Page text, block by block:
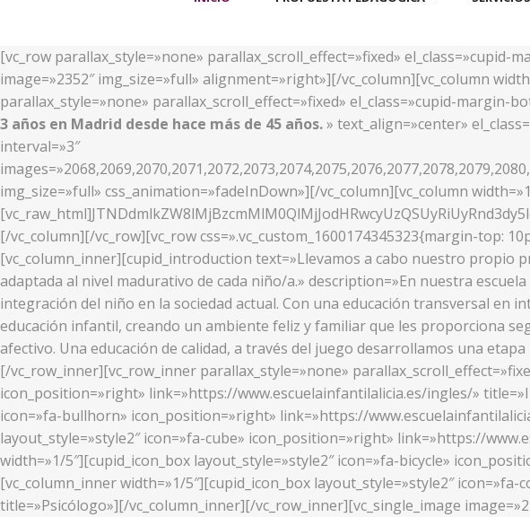
[vc_row parallax_style=»none» parallax_scroll_effect=»fixed»
image=»2352″ img_size=»full» alignment=»right»][/vc_column][vc_column
parallax_style=»none» parallax_scroll_effect=»fixed» el_class=»cupid-margin-
3 años en Madrid desde hace más de 45 años.» text_align=»center»
interval=»3″
img_size=»full» css_animation=»fadeInDown»][/vc_column][vc_column
[/vc_column][/vc_row][vc_row css=».vc_custom_1600174345323{margin-top:
[vc_column_inner][cupid_introduction text=»Llevamos a cabo nuestro propio
adaptada al nivel madurativo de cada niño/a.» description=»En nuestra
integración del niño en la sociedad actual. Con una educación transversal en
educación infantil, creando un ambiente feliz y familiar que les proporciona
afectivo. Una educación de calidad, a través del juego desarrollamos una
[/vc_row_inner][vc_row_inner parallax_style=»none»
icon_position=»right» link=»https://www.escuelainfantilalicia.es/ingles/»
icon=»fa-bullhorn» icon_position=»right» link=»https://
layout_style=»style2″ icon=»fa-cube» icon_position=»right» link=»https://
width=»1/5″][cupid_icon_box layout_style=»style2″ icon=»fa-bicycle»
[vc_column_inner width=»1/5″][cupid_icon_box layout_style=»style2″
title=»Psicólogo»][/vc_column_inner][/vc_row_inner][vc_single_image